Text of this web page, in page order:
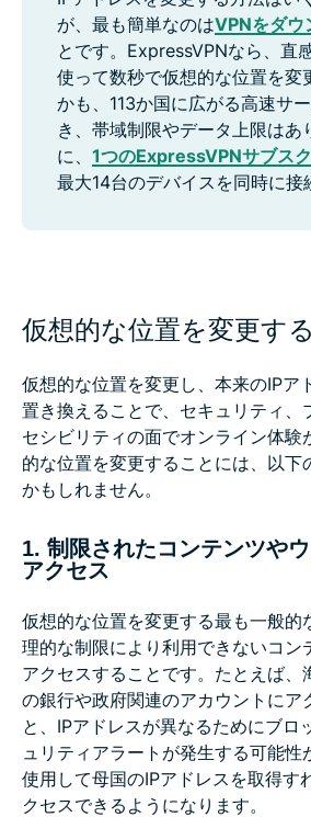
が、最も簡単なのはVPNをダウ
とです。ExpressVPNなら、直
使って数秒で仮想的な位置を変
かも、113か国に広がる高速サ
き、帯域制限やデータ上限はあ
に、 1つのExpressVPNサブス
最大14台のデバイスを同時に接
仮想的な位置を変更す
仮想的な位置を変更し、本来のIPア
置き換えることで、セキュリティ、
セシビリティの面でオンライン体験
的な位置を変更することには、以下
かもしれません。
1. 制限されたコンテンツや
アクセス
仮想的な位置を変更する最も一般的
理的な制限により利用できないコン
アクセスすることです。たとえば、
の銀行や政府関連のアカウントにア
と、IPアドレスが異なるためにブロ
ュリティアラートが発生する可能性
使用して母国のIPアドレスを取得す
クセスできるようになります。